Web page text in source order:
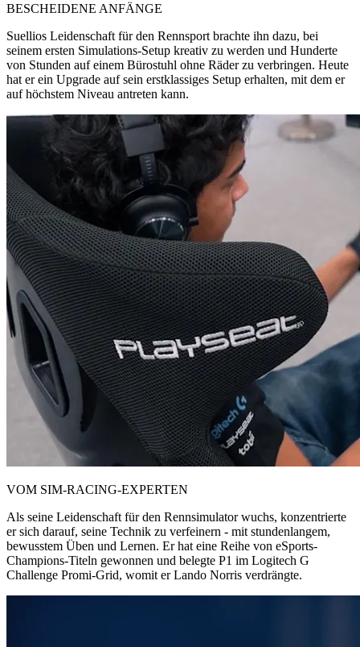
BESCHEIDENE ANFÄNGE
Suellios Leidenschaft für den Rennsport brachte ihn dazu, bei
seinem ersten Simulations-Setup kreativ zu werden und Hunderte
von Stunden auf einem Bürostuhl ohne Räder zu verbringen. Heute
hat er ein Upgrade auf sein erstklassiges Setup erhalten, mit dem er
auf höchstem Niveau antreten kann.
VOM SIM-RACING-EXPERTEN
Als seine Leidenschaft für den Rennsimulator wuchs, konzentrierte
er sich darauf, seine Technik zu verfeinern - mit stundenlangem,
bewusstem Üben und Lernen. Er hat eine Reihe von eSports-
Champions-Titeln gewonnen und belegte P1 im Logitech G
Challenge Promi-Grid, womit er Lando Norris verdrängte.